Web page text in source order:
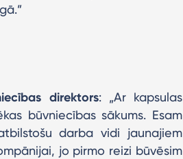
direktors: „Ar kapsulas
būvniecības sākums. Esam
darba vidi jaunajiem
jo pirmo reizi būvēsim